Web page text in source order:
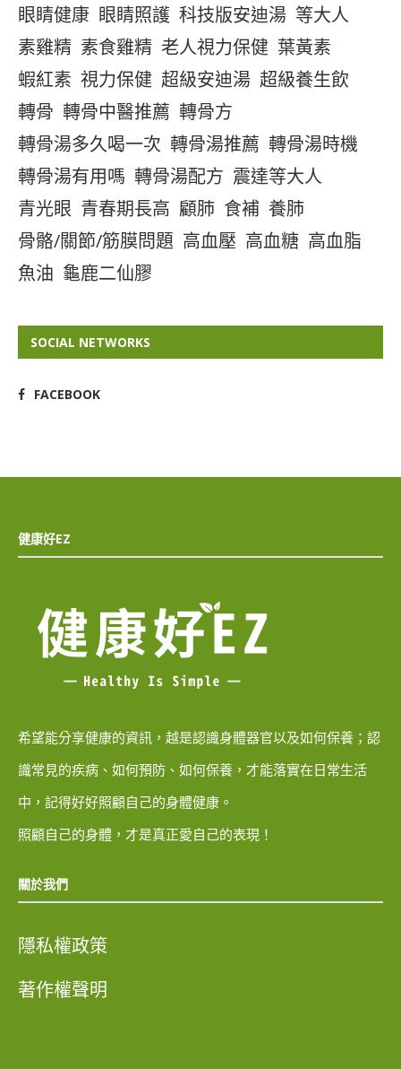
眼睛健康 眼睛照護 科技版安迪湯 等大人
素雞精 素食雞精 老人視力保健 葉黃素
蝦紅素 視力保健 超級安迪湯 超級養生飲
轉骨 轉骨中醫推薦 轉骨方
轉骨湯多久喝一次 轉骨湯推薦 轉骨湯時機
轉骨湯有用嗎 轉骨湯配方 震達等大人
青光眼 青春期長高 顧肺 食補 養肺
骨骼/關節/筋膜問題 高血壓 高血糖 高血脂
魚油 龜鹿二仙膠
SOCIAL NETWORKS
FACEBOOK
健康好EZ
希望能分享健康的資訊，越是認識身體器官以及如何保養；認
識常見的疾病、如何預防、如何保養，才能落實在日常生活
中，記得好好照顧自己的身體健康。
照顧自己的身體，才是真正愛自己的表現！
關於我們
隱私權政策
著作權聲明